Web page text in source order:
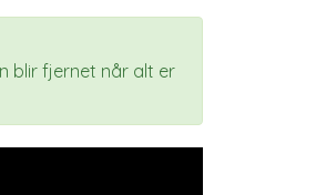
blir fjernet når alt er